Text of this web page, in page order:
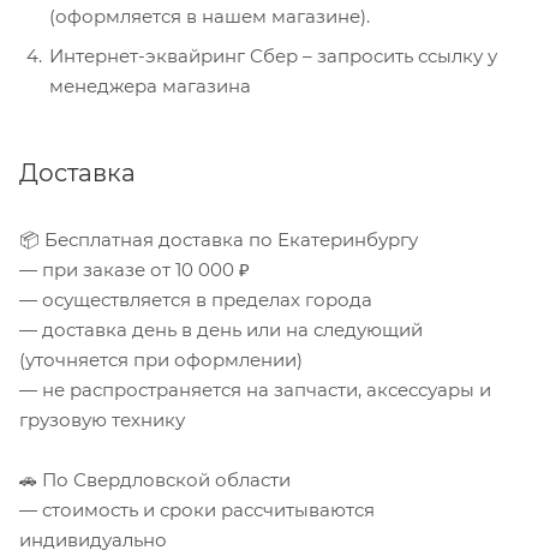
(оформляется в нашем магазине).
Интернет-эквайринг Сбер – запросить ссылку у
менеджера магазина
Доставка
📦 Бесплатная доставка по Екатеринбургу
— при заказе от 10 000 ₽
— осуществляется в пределах города
— доставка день в день или на следующий
(уточняется при оформлении)
— не распространяется на запчасти, аксессуары и
грузовую технику
🚗 По Свердловской области
— стоимость и сроки рассчитываются
индивидуально